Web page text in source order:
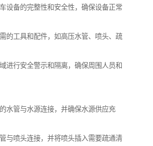
设备的完整性和安全性，确保设备正常
的工具和配件，如高压水管、喷头、疏
进行安全警示和隔离，确保周围人员和
水管与水源连接，并确保水源供应充
与喷头连接，并将喷头插入需要疏通清